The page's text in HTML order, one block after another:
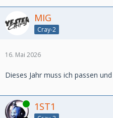
MIG
Cray-2
16. Mai 2026
Dieses Jahr muss ich passen
Online 1ST1